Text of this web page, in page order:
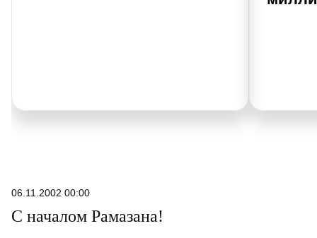
06.11.2002 00:00
С началом Рамазана!